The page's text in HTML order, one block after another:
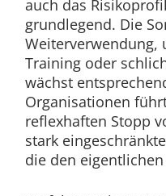
auch das
grundlegend. Die
Weiterverwendung,
Training oder
wächst
Organisationen
reflexhaften Stopp
stark
die den